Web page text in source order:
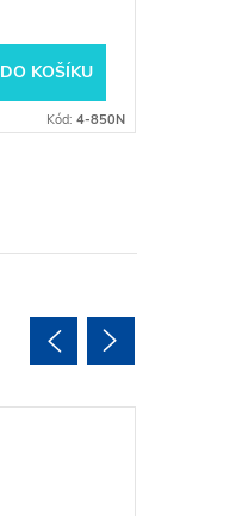
DO KOŠÍKU
Kód: 4-850N